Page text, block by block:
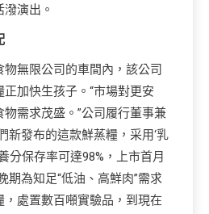
演出。
無限公司的車間內，該公司
加快生孩子。“市場對更安
需求茂盛。”公司履行董事兼
新發布的這款鮮蒸糧，采用‘乳
分保存率可達98%，上市首月
期為知足“低油、高鮮肉”需求
處置數百噸實驗品，到現在